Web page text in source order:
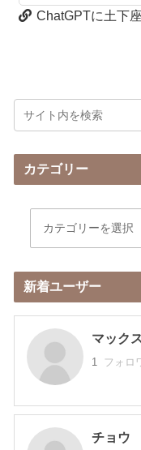
ChatGPTに土下
カテゴリー
新着ユーザー
マック
1 フォロ
チョウ